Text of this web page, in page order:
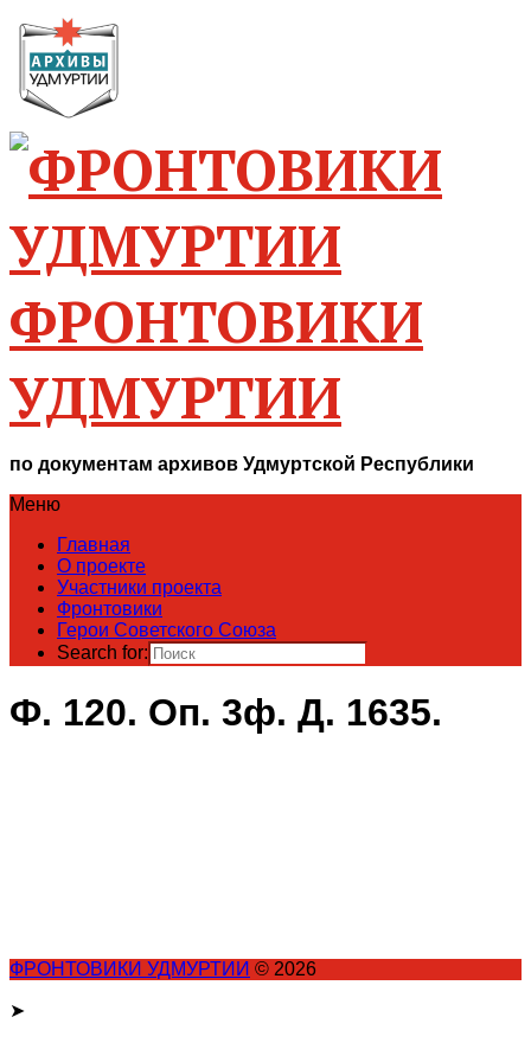
ФРОНТОВИКИ
УДМУРТИИ
по документам архивов Удмуртской Республики
Меню
Главная
О проекте
Участники проекта
Фронтовики
Герои Советского Союза
Search for:
Ф. 120. Оп. 3ф. Д. 1635.
ФРОНТОВИКИ УДМУРТИИ © 2026
➤